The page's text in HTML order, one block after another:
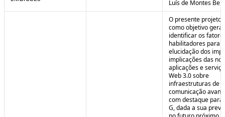
Luís de Montes
O presente projeto
como objetivo geral
identificar os
habilitadores para a
elucidação dos
implicações das
aplicações e
Web 3.0 sobre
infraestruturas de
comunicação
com destaque para
G, dada a sua